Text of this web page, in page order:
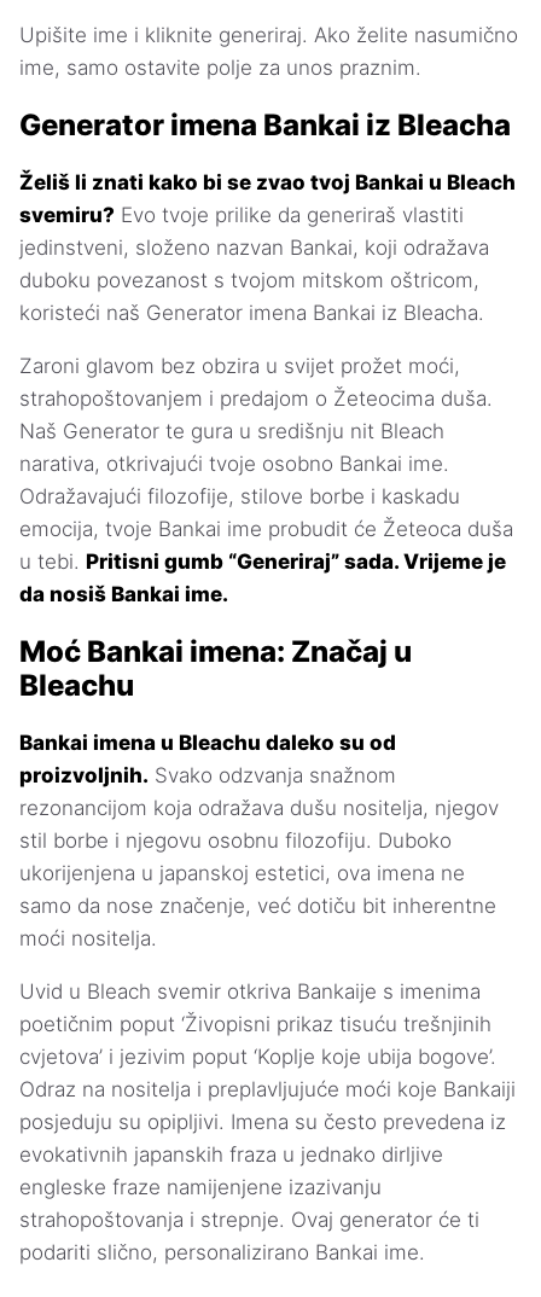
Upišite ime i kliknite generiraj. Ako želite nasumično
ime, samo ostavite polje za unos praznim.
Generator imena Bankai iz Bleacha
Želiš li znati kako bi se zvao tvoj Bankai u Bleach
svemiru? Evo tvoje prilike da generiraš vlastiti
jedinstveni, složeno nazvan Bankai, koji odražava
duboku povezanost s tvojom mitskom oštricom,
koristeći naš Generator imena Bankai iz Bleacha.
Zaroni glavom bez obzira u svijet prožet moći,
strahopoštovanjem i predajom o Žeteocima duša.
Naš Generator te gura u središnju nit Bleach
narativa, otkrivajući tvoje osobno Bankai ime.
Odražavajući filozofije, stilove borbe i kaskadu
emocija, tvoje Bankai ime probudit će Žeteoca duša
u tebi. Pritisni gumb “Generiraj” sada. Vrijeme je
da nosiš Bankai ime.
Moć Bankai imena: Značaj u
Bleachu
Bankai imena u Bleachu daleko su od
proizvoljnih. Svako odzvanja snažnom
rezonancijom koja odražava dušu nositelja, njegov
stil borbe i njegovu osobnu filozofiju. Duboko
ukorijenjena u japanskoj estetici, ova imena ne
samo da nose značenje, već dotiču bit inherentne
moći nositelja.
Uvid u Bleach svemir otkriva Bankaije s imenima
poetičnim poput ‘Živopisni prikaz tisuću trešnjinih
cvjetova’ i jezivim poput ‘Koplje koje ubija bogove’.
Odraz na nositelja i preplavljujuće moći koje Bankaiji
posjeduju su opipljivi. Imena su često prevedena iz
evokativnih japanskih fraza u jednako dirljive
engleske fraze namijenjene izazivanju
strahopoštovanja i strepnje. Ovaj generator će ti
podariti slično, personalizirano Bankai ime.